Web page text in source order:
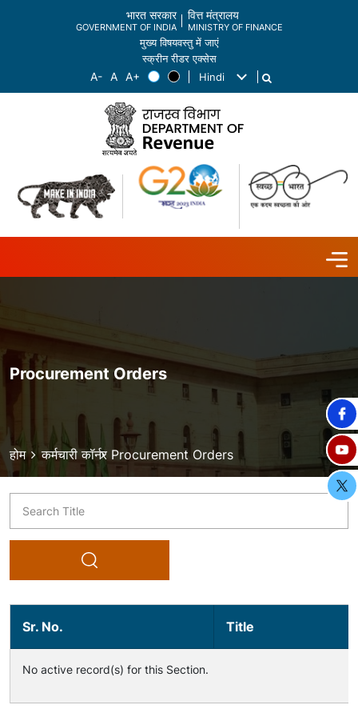
भारत सरकार
GOVERNMENT OF INDIA
वित्त मंत्रालय
MINISTRY OF FINANCE
मुख्य विषयवस्तु में जाएं
स्क्रीन रीडर एक्सेस
Hindi
List additional actions
Procurement Orders
Breadcrumb
होम कर्मचारी कॉर्नर Procurement Orders
Sr. No. Title
No active record(s) for this Section.